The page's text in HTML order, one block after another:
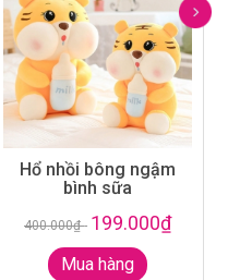
Hổ nhồi bông ngậm
bình sữa
400.000₫- 199.000₫
Mua hàng